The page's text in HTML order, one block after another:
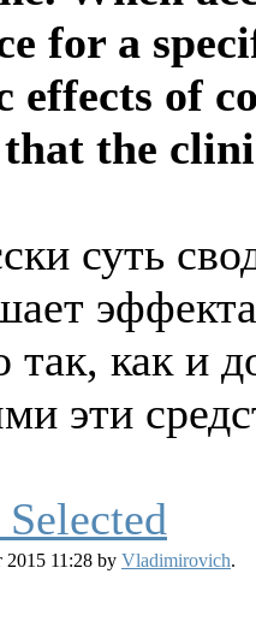
for a
effects of
the
суть
так, как и
эти
11:28 by Vladimirovich.